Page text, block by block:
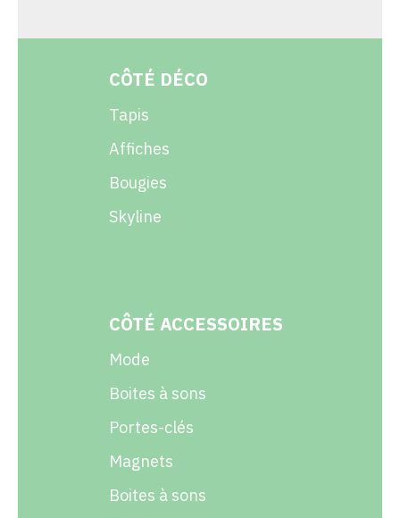
CÔTÉ DÉCO
Tapis
Affiches
Bougies
Skyline
CÔTÉ ACCESSOIRES
Mode
Boites à sons
Portes-clés
Magnets
Boites à sons